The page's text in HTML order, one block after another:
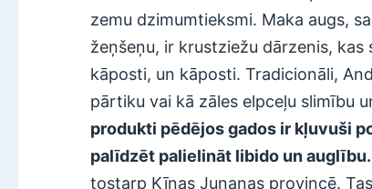
zemu dzimumtieksmi. Maka augs,
žeņšeņu, ir krustziežu dārzenis,
kāposti, un kāposti. Tradicionāli,
pārtiku vai kā zāles elpceļu slimību
produkti pēdējos gados ir kļuvuši
palīdzēt palielināt libido un auglību.
tostarp Ķīnas Junaņas provincē.